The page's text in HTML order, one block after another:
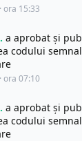
ora 15:33
a aprobat și
codului
ora 07:10
a aprobat și
codului